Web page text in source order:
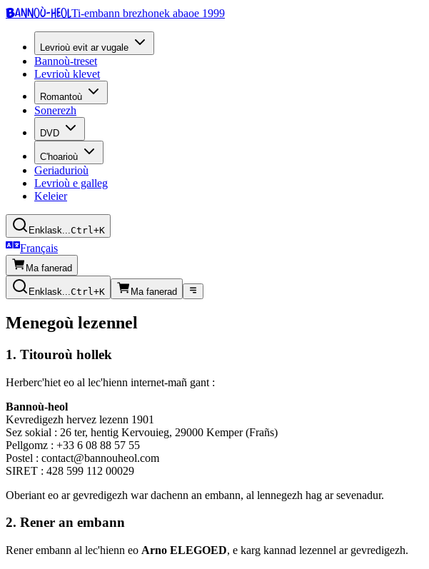
Bannoù-heolTi-embann brezhonek abaoe 1999
Levrioù evit ar vugale
Bannoù-treset
Levrioù klevet
Romantoù
Sonerezh
DVD
C'hoarioù
Geriadurioù
Levrioù e galleg
Keleier
Enklask...Ctrl+K
Français
Ma fanerad
Enklask...Ctrl+K Ma fanerad
Menegoù lezennel
1. Titouroù hollek
Herberc'hiet eo al lec'hienn internet-mañ gant :
Bannoù-heol
Kevredigezh hervez lezenn 1901
Sez sokial : 26 ter, hentig Kervouieg, 29000 Kemper (Frañs)
Pellgomz : +33 6 08 88 57 55
Postel : contact@bannouheol.com
SIRET : 428 599 112 00029
Oberiant eo ar gevredigezh war dachenn an embann, al lennegezh hag ar sevenadur.
2. Rener an embann
Rener embann al lec'hienn eo Arno ELEGOED, e karg kannad lezennel ar gevredigezh.